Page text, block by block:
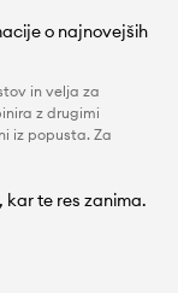
o najnovejših
in velja za
z drugimi
iz popusta. Za
te res zanima.